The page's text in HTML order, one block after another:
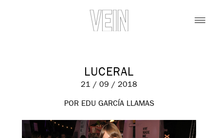
LUCERAL
21 / 09 / 2018
POR EDU GARCÍA LLAMAS